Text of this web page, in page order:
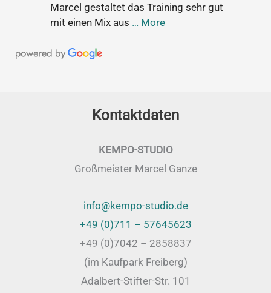
Marcel gestaltet das Training sehr gut
mit einen Mix aus … More
Kontaktdaten
KEMPO-STUDIO
Großmeister Marcel Ganze
info@kempo-studio.de
+49 (0)711 – 57645623
+49 (0)7042 – 2858837
(im Kaufpark Freiberg)
Adalbert-Stifter-Str. 101